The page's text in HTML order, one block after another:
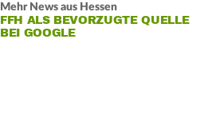
Mehr News aus Hessen
FFH ALS BEVORZUGTE QUELLE
BEI GOOGLE